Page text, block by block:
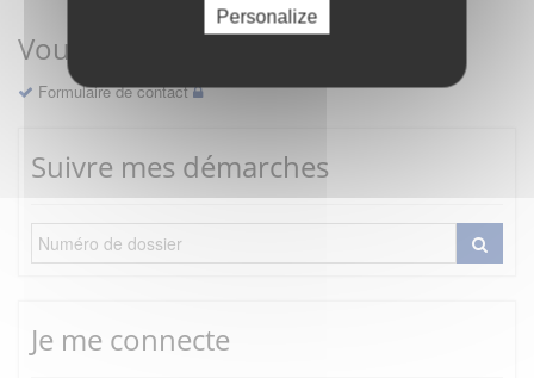
Personalize
Vous avez une question ?
Formulaire de contact
Suivre mes démarches
Je me connecte